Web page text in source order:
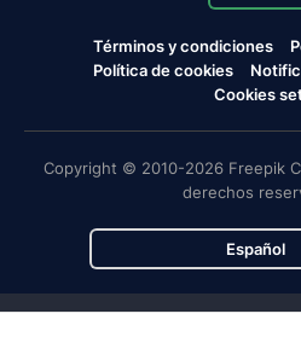
Términos y condiciones
Política de cookies
Cookies
Copyright © 2010-2026 Freepik
derechos
Español